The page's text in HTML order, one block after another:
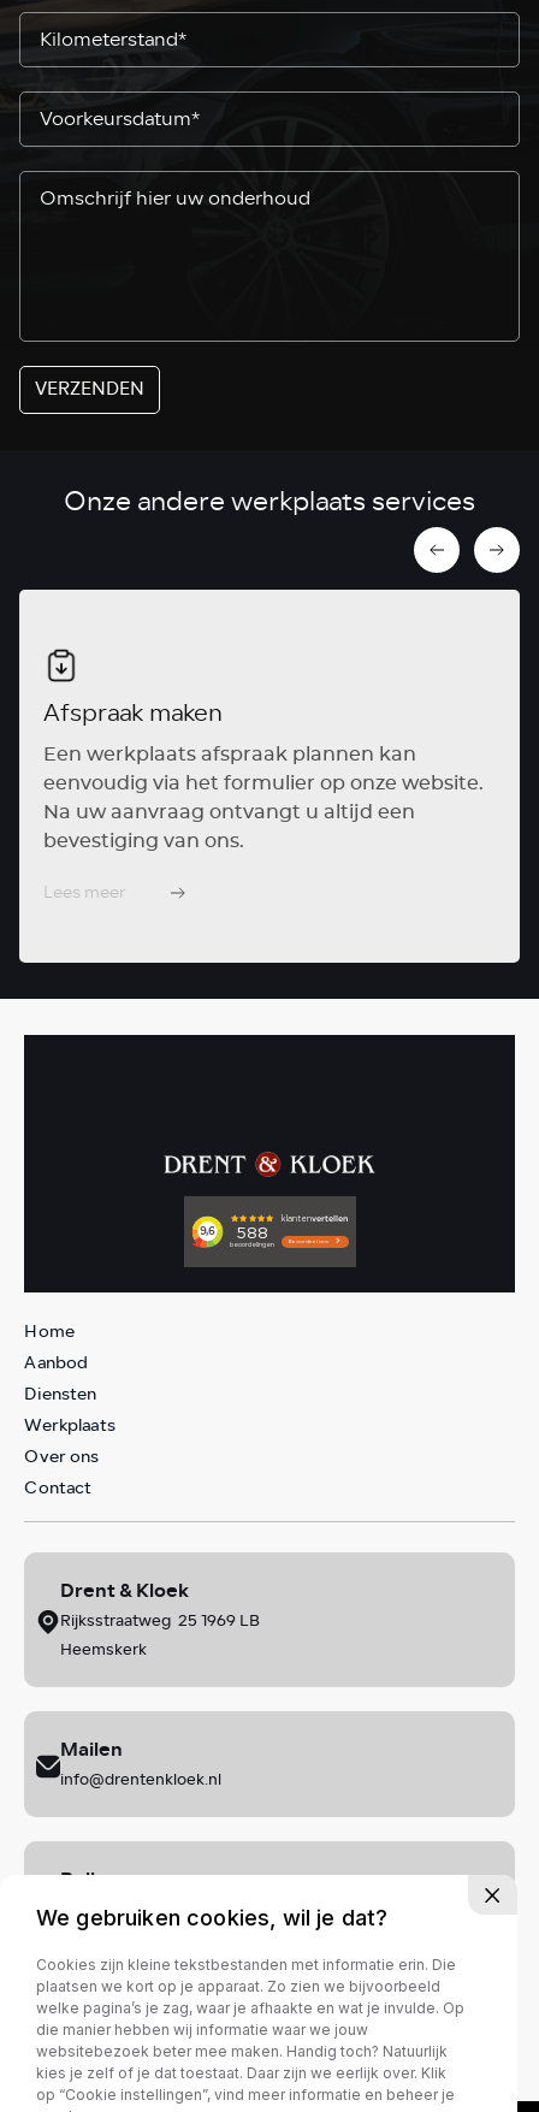
VERZENDEN
Onze andere werkplaats services
Afspraak maken
Een werkplaats afspraak plannen kan
eenvoudig via het formulier op onze website.
Na uw aanvraag ontvangt u altijd een
bevestiging van ons.
Lees meer
Home
Aanbod
Diensten
Werkplaats
Over ons
Contact
Drent & Kloek
Rijksstraatweg 25 1969 LB
Heemskerk
Mailen
info@drentenkloek.nl
Bellen
+ 31 (0)251 - 25 23 75
Privacy policy
We gebruiken cookies, wil je dat?
Cookies zijn kleine tekstbestanden met informatie erin. Die
plaatsen we kort op je apparaat. Zo zien we bijvoorbeeld
welke pagina’s je zag, waar je afhaakte en wat je invulde. Op
die manier hebben wij informatie waar we jouw
websitebezoek beter mee maken. Handig toch? Natuurlijk
kies je zelf of je dat toestaat. Daar zijn we eerlijk over. Klik
op “Cookie instellingen”, vind meer informatie en beheer je